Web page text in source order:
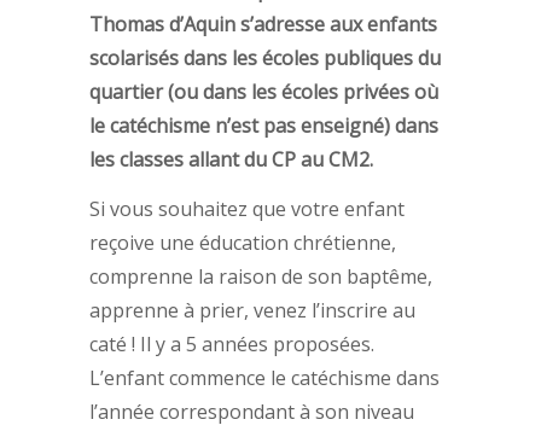
Thomas d’Aquin s’adresse aux enfants
scolarisés dans les écoles publiques du
quartier (ou dans les écoles privées où
le catéchisme n’est pas enseigné) dans
les classes allant du CP au CM2.
Si vous souhaitez que votre enfant
reçoive une éducation chrétienne,
comprenne la raison de son baptême,
apprenne à prier, venez l’inscrire au
caté ! Il y a 5 années proposées.
L’enfant commence le catéchisme dans
l’année correspondant à son niveau